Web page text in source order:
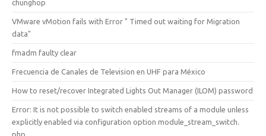
chunghop
VMware vMotion fails with Error " Timed out waiting for Migration
data"
fmadm faulty clear
Frecuencia de Canales de Television en UHF para México
How to reset/recover Integrated Lights Out Manager (ILOM) password
Error: It is not possible to switch enabled streams of a module unless
explicitly enabled via configuration option module_stream_switch.
php